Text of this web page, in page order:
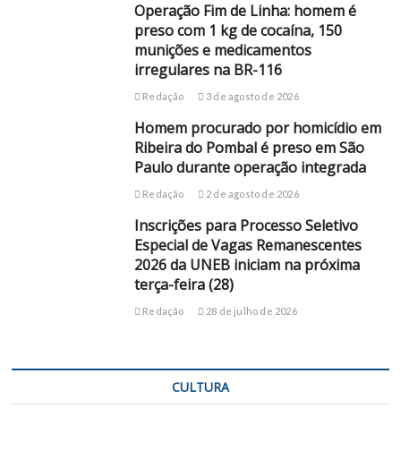
Operação Fim de Linha: homem é
preso com 1 kg de cocaína, 150
munições e medicamentos
irregulares na BR-116
Redação 3 de agosto de 2026
Homem procurado por homicídio em
Ribeira do Pombal é preso em São
Paulo durante operação integrada
Redação 2 de agosto de 2026
Inscrições para Processo Seletivo
Especial de Vagas Remanescentes
2026 da UNEB iniciam na próxima
terça-feira (28)
Redação 28 de julho de 2026
CULTURA